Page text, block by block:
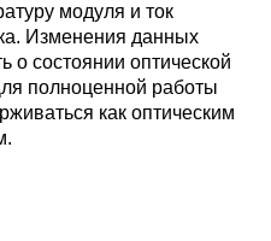
модуля и ток
Изменения данных
о состоянии оптической
полноценной работы
как оптическим